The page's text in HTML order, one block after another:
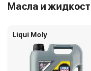
Масла и
Liqui Moly